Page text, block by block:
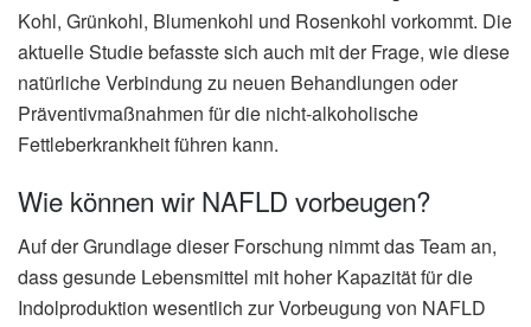
Kohl, Grünkohl, Blumenkohl und Rosenkohl vorkommt. Die
aktuelle Studie befasste sich auch mit der Frage, wie diese
natürliche Verbindung zu neuen Behandlungen oder
Präventivmaßnahmen für die nicht-alkoholische
Fettleberkrankheit führen kann.
Wie können wir NAFLD vorbeugen?
Auf der Grundlage dieser Forschung nimmt das Team an,
dass gesunde Lebensmittel mit hoher Kapazität für die
Indolproduktion wesentlich zur Vorbeugung von NAFLD